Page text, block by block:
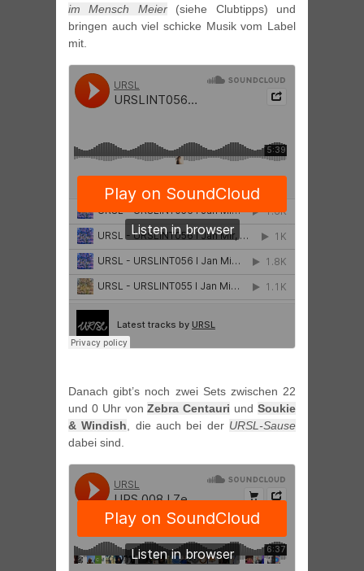
im Mensch Meier(siehe Clubtipps) und
bringen auch viel schicke Musik vom Label
mit.
Danach gibt’s noch zwei Sets zwischen 22
und 0 Uhr vonZebra Centauri undSoukie
& Windish, die auch bei der URSL-Sause
dabei sind.